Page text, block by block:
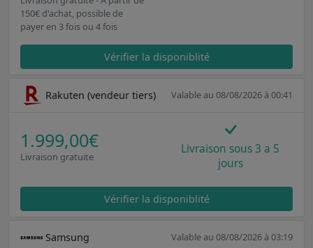
150€ d'achat, possible de
payer en 3 fois ou 4 fois
Vérifier la disponiblité
Rakuten (vendeur tiers) Valable au 08/08/2026 à 00:41
1.999,00€
Livraison gratuite
Livraison sous 3 a 5
jours
Vérifier la disponiblité
Samsung Valable au 08/08/2026 à 03:19